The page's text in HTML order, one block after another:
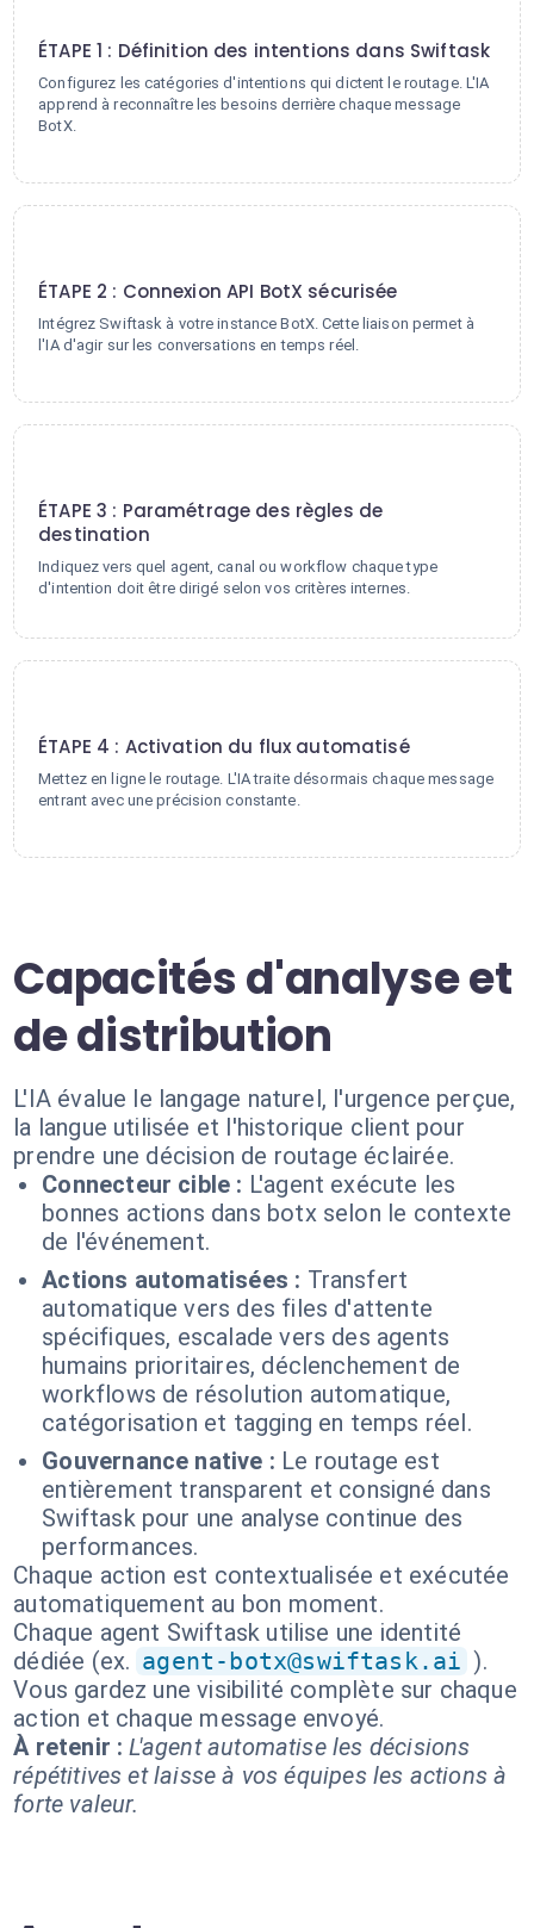
ÉTAPE 1 : Définition des intentions dans Swiftask
Configurez les catégories d'intentions qui dictent le routage. L'IA
apprend à reconnaître les besoins derrière chaque message
BotX.
ÉTAPE 2 : Connexion API BotX sécurisée
Intégrez Swiftask à votre instance BotX. Cette liaison permet à
l'IA d'agir sur les conversations en temps réel.
ÉTAPE 3 : Paramétrage des règles de
destination
Indiquez vers quel agent, canal ou workflow chaque type
d'intention doit être dirigé selon vos critères internes.
ÉTAPE 4 : Activation du flux automatisé
Mettez en ligne le routage. L'IA traite désormais chaque message
entrant avec une précision constante.
Capacités d'analyse et
de distribution
L'IA évalue le langage naturel, l'urgence perçue,
la langue utilisée et l'historique client pour
prendre une décision de routage éclairée.
Connecteur cible : L'agent exécute les
bonnes actions dans botx selon le contexte
de l'événement.
Actions automatisées : Transfert
automatique vers des files d'attente
spécifiques, escalade vers des agents
humains prioritaires, déclenchement de
workflows de résolution automatique,
catégorisation et tagging en temps réel.
Gouvernance native : Le routage est
entièrement transparent et consigné dans
Swiftask pour une analyse continue des
performances.
Chaque action est contextualisée et exécutée
automatiquement au bon moment.
Chaque agent Swiftask utilise une identité
dédiée (ex. agent-botx@swiftask.ai ).
Vous gardez une visibilité complète sur chaque
action et chaque message envoyé.
À retenir : L'agent automatise les décisions
répétitives et laisse à vos équipes les actions à
forte valeur.